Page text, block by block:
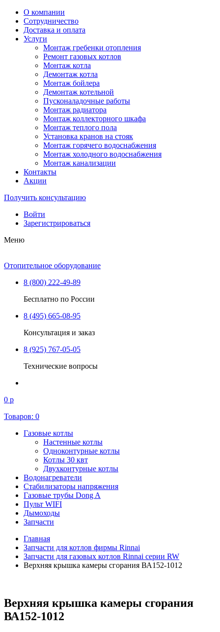
О компании
Сотрудничество
Доставка и оплата
Услуги
Монтаж гребенки отопления
Ремонт газовых котлов
Монтаж котла
Демонтаж котла
Монтаж бойлера
Демонтаж котельной
Пусконаладочные работы
Монтаж радиатора
Монтаж коллекторного шкафа
Монтаж теплого пола
Установка кранов на стояк
Монтаж горячего водоснабжения
Монтаж холодного водоснабжения
Монтаж канализации
Контакты
Акции
Получить консультацию
Войти
Зарегистрироваться
Меню
Отопительное оборудование
8 (800) 222-49-89
Бесплатно по России
8 (495) 665-08-95
Консультация и заказ
8 (925) 767-05-05
Технические вопросы
0 р
Товаров: 0
Газовые котлы
Настенные котлы
Одноконтурные котлы
Котлы 30 квт
Двухконтурные котлы
Водонагреватели
Стабилизаторы напряжения
Газовые трубы Dong A
Пульт WIFI
Дымоходы
Запчасти
Главная
Запчасти для котлов фирмы Rinnai
Запчасти для газовых котлов Rinnai серии RW
Верхняя крышка камеры сгорания ВА152-1012
Верхняя крышка камеры сгорания
ВА152-1012